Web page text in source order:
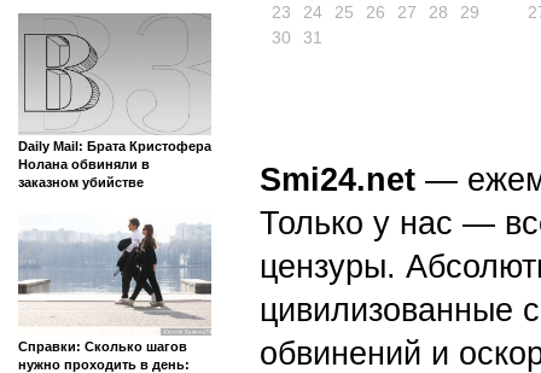
Daily Mail: Брата Кристофера
Нолана обвиняли в
заказном убийстве
Справки: Сколько шагов
нужно проходить в день:
23
24 25 26 27 28
29
30
31
Smi24.net —
Только у нас —
цензуры.
цивилизованные
обвинений и